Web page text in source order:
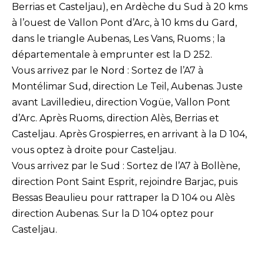
Berrias et Casteljau), en Ardèche du Sud à 20 kms
à l’ouest de Vallon Pont d’Arc, à 10 kms du Gard,
dans le triangle Aubenas, Les Vans, Ruoms ; la
départementale à emprunter est la D 252.
Vous arrivez par le Nord : Sortez de l’A7 à
Montélimar Sud, direction Le Teil, Aubenas. Juste
avant Lavilledieu, direction Vogüe, Vallon Pont
d’Arc. Après Ruoms, direction Alès, Berrias et
Casteljau. Après Grospierres, en arrivant à la D 104,
vous optez à droite pour Casteljau.
Vous arrivez par le Sud : Sortez de l’A7 à Bollène,
direction Pont Saint Esprit, rejoindre Barjac, puis
Bessas Beaulieu pour rattraper la D 104 ou Alès
direction Aubenas. Sur la D 104 optez pour
Casteljau.